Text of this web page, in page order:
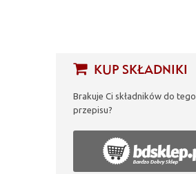
KUP SKŁADNIKI
Brakuje Ci składników do tego
przepisu?